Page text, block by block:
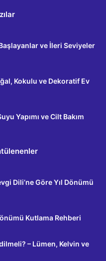
ve İleri Seviyeler
Kokulu ve Dekoratif Ev
Yapımı ve Cilt Bakım
Dili’ne Göre Yıl Dönümü
Kutlama Rehberi
– Lümen, Kelvin ve